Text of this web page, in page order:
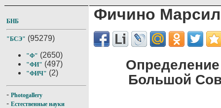
БНБ
"БСЭ" (95279)
"Ф" (2650)
"ФИ" (497)
"ФИЧ" (2)
- Photogallery
- Естественные науки
Фичино
Большой